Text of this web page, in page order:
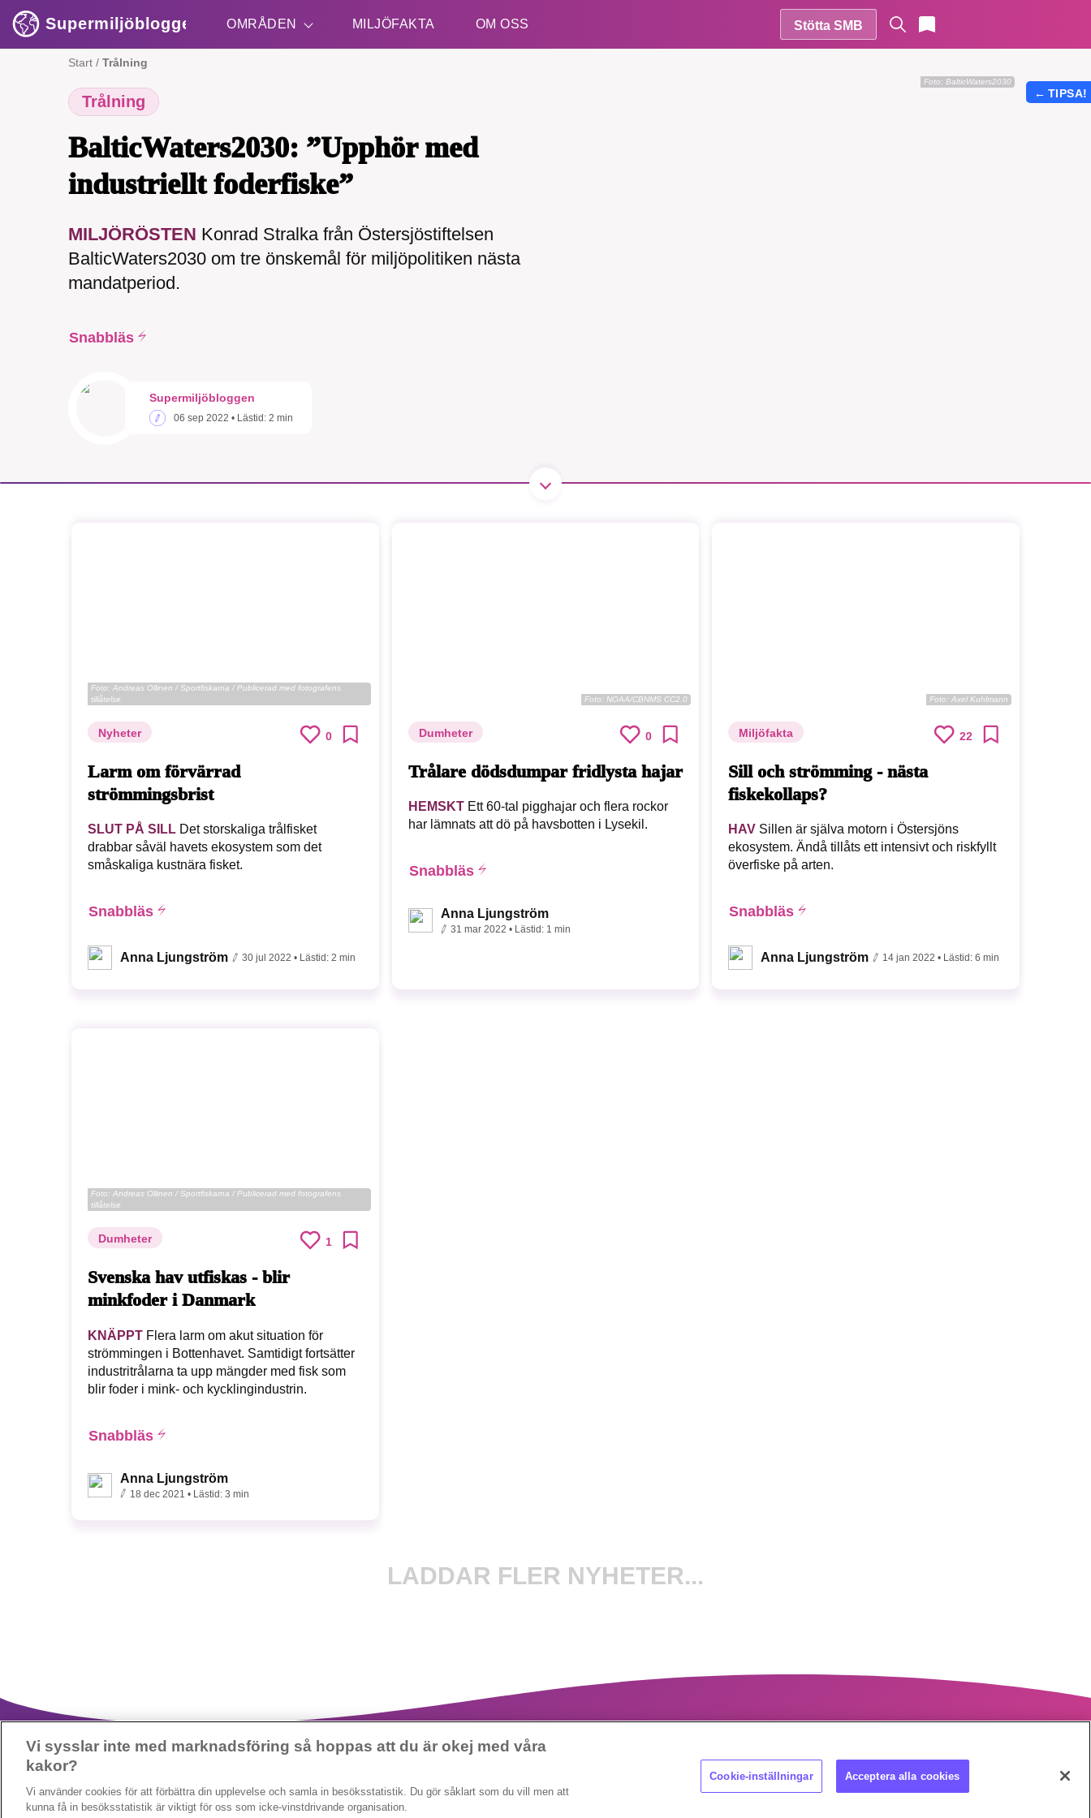
Supermiljöbloggen OMRÅDEN MILJÖFAKTA OM OSS Stötta SMB
Start / Trålning
Trålning
BalticWaters2030: ”Upphör med
industriellt foderfiske”
MILJÖRÖSTEN Konrad Stralka från Östersjöstiftelsen
BalticWaters2030 om tre önskemål för miljöpolitiken nästa
mandatperiod.
Snabbläs
Supermiljöbloggen
06 sep 2022 • Lästid: 2 min
Foto: BalticWaters2030
Foto: Andreas Ollinen / Sportfiskarna / Publicerad med fotografens
tillåtelse
Nyheter 0
Larm om förvärrad
strömmingsbrist
SLUT PÅ SILL Det storskaliga trålfisket
drabbar såväl havets ekosystem som det
småskaliga kustnära fisket.
Snabbläs
Anna Ljungström 30 jul 2022 • Lästid: 2 min
Foto: NOAA/CBNMS CC2.0
Dumheter 0
Trålare dödsdumpar fridlysta hajar
HEMSKTEtt 60-tal pigghajar och flera rockor
har lämnats att dö på havsbotten i Lysekil.
Snabbläs
Anna Ljungström
31 mar 2022 • Lästid: 1 min
Foto: Axel Kuhlmann
Miljöfakta 22
Sill och strömming - nästa
fiskekollaps?
HAV Sillen är själva motorn i Östersjöns
ekosystem. Ändå tillåts ett intensivt och riskfyllt
överfiske på arten.
Snabbläs
Anna Ljungström 14 jan 2022 • Lästid:6 min
Foto: Andreas Ollinen / Sportfiskarna / Publicerad med fotografens
tillåtelse
Dumheter 1
Svenska hav utfiskas - blir
minkfoder i Danmark
KNÄPPT Flera larm om akut situation för
strömmingen i Bottenhavet. Samtidigt fortsätter
industritrålarna ta upp mängder med fisk som
blir foder i mink- och kycklingindustrin.
Snabbläs
Anna Ljungström
18 dec 2021 • Lästid: 3 min
LADDAR FLER NYHETER...
← TIPSA!
SMB kämpar för en hållbar framtid. Sedan starten 2010 har vår
ideella redaktion drivit miljödebatten framåt genom
Vi sysslar inte med marknadsföring så hoppas att du är okej med våra
kakor?
Vi använder cookies för att förbättra din upplevelse och samla in besöksstatistik. Du gör såklart som du vill men att
kunna få in besöksstatistik är viktigt för oss som icke-vinstdrivande organisation.
Cookie-inställningar Acceptera alla cookies